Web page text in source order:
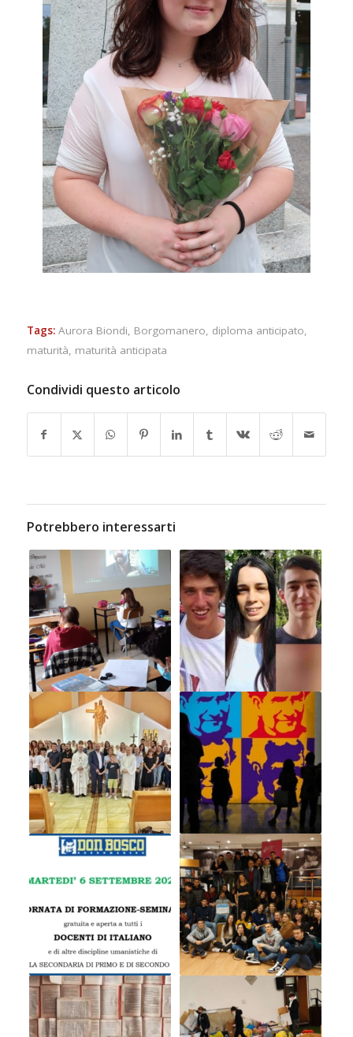
Tags: Aurora Biondi, Borgomanero, diploma anticipato,
maturità, maturità anticipata
Condividi questo articolo
Potrebbero interessarti